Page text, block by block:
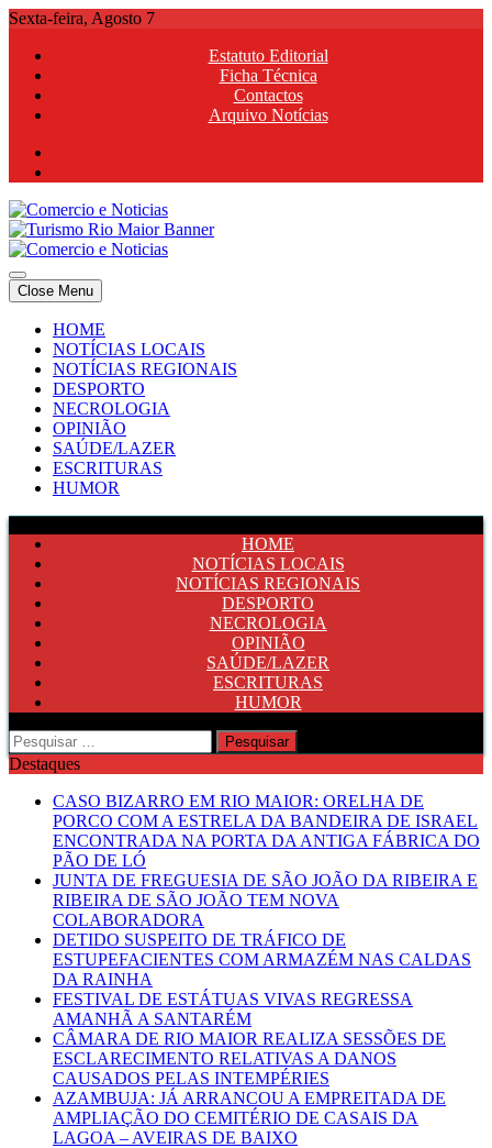
Skip
content
Sexta-feira, Agosto 7
Estatuto Editorial
Ficha Técnica
Contactos
Arquivo Notícias
Comercio e Noticias
Notícias e Publicidade Online
Comercio e Noticias
Notícias e Publicidade Online
Close Menu
HOME
NOTÍCIAS LOCAIS
NOTÍCIAS REGIONAIS
DESPORTO
NECROLOGIA
OPINIÃO
SAÚDE/LAZER
ESCRITURAS
HUMOR
HOME
NOTÍCIAS LOCAIS
NOTÍCIAS REGIONAIS
DESPORTO
NECROLOGIA
OPINIÃO
SAÚDE/LAZER
ESCRITURAS
HUMOR
Pesquisar
por:
Destaques
CASO BIZARRO EM RIO MAIOR: ORELHA DE
PORCO COM A ESTRELA DA BANDEIRA DE ISRAEL
ENCONTRADA NA PORTA DA ANTIGA FÁBRICA DO
PÃO DE LÓ
JUNTA DE FREGUESIA DE SÃO JOÃO DA RIBEIRA E
RIBEIRA DE SÃO JOÃO TEM NOVA
COLABORADORA
DETIDO SUSPEITO DE TRÁFICO DE
ESTUPEFACIENTES COM ARMAZÉM NAS CALDAS
DA RAINHA
FESTIVAL DE ESTÁTUAS VIVAS REGRESSA
AMANHÃ A SANTARÉM
CÂMARA DE RIO MAIOR REALIZA SESSÕES DE
ESCLARECIMENTO RELATIVAS A DANOS
CAUSADOS PELAS INTEMPÉRIES
AZAMBUJA: JÁ ARRANCOU A EMPREITADA DE
AMPLIAÇÃO DO CEMITÉRIO DE CASAIS DA
LAGOA – AVEIRAS DE BAIXO